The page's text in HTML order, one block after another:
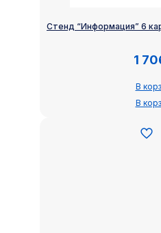
Стенд “Информация” 6
1
В
В